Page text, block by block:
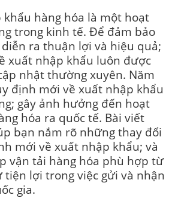
khẩu hàng hóa là một hoạt
trong kinh tế. Để đảm bảo
ra thuận lợi và hiệu quả;
xuất nhập khẩu luôn được
nhật thường xuyên. Năm
định mới về xuất nhập khẩu
gây ảnh hưởng đến hoạt
hóa ra quốc tế. Bài viết
bạn nắm rõ những thay đổi
mới về xuất nhập khẩu; và
vận tải hàng hóa phù hợp từ
tiện lợi trong việc gửi và nhận
gia.